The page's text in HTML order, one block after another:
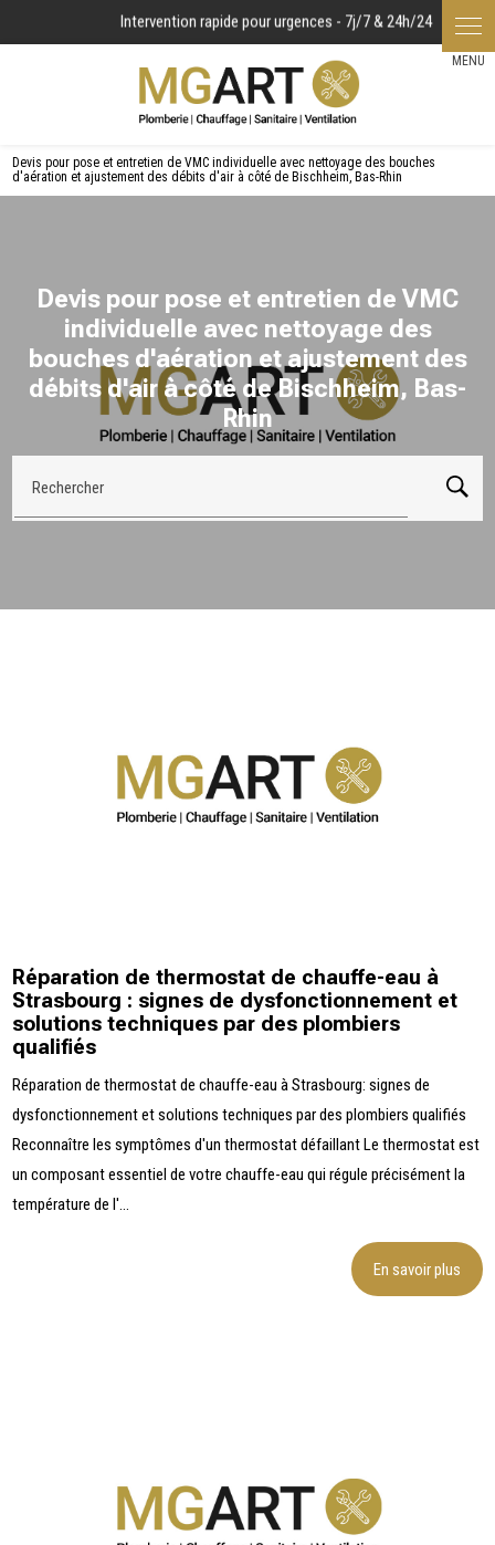
Devis pour pose et entretien de VMC individuelle avec nettoyage des bouches
d'aération et ajustement des débits d'air à côté de Bischheim, Bas-Rhin
Devis pour pose et entretien de VMC
individuelle avec nettoyage des
bouches d'aération et ajustement des
débits d'air à côté de Bischheim, Bas-
Rhin
Rechercher
Réparation de thermostat de chauffe-eau à
Strasbourg : signes de dysfonctionnement et
solutions techniques par des plombiers
qualifiés
Réparation de thermostat de chauffe-eau à Strasbourg: signes de
dysfonctionnement et solutions techniques par des plombiers qualifiés
Reconnaître les symptômes d'un thermostat défaillant Le thermostat est
un composant essentiel de votre chauffe-eau qui régule précisément la
température de l'...
En savoir plus